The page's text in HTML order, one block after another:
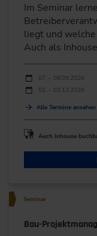
Im Seminar
liegt und
Auch als
Durchführungen
Veranstaltungsdatum
07. – 08.09.2026
02. – 03.12.2026
Alle Termine ansehen
Auch Inhouse
Seminar
Bau-